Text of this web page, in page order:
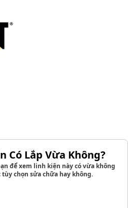
Có Lắp Vừa Không?
để xem linh kiện này có vừa không
tùy chọn sửa chữa hay không.